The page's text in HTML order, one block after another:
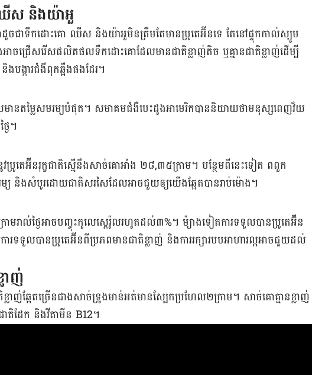
ស និង​យ៉ាអួ
ចជា​ទឹកដោះគោ ឈីស និង​យ៉ាអួ​មិនត្រឹម​តែ​មាន​ប្រូតេអ៊ីន​ទេ តែ​នៅ​ផ្ទុក​កាល់ស្យូម
ច​ជ្រើសរើស​ផលិតផល​ទឹកដោះគោ​ដែល​មាន​ជាតិ​ខ្លាញ់​តិច ឬ​គ្មាន​ជាតិ​ខ្លាញ់​ដើម្បី​
បង្ការ​ជំងឺ​ពុកឆ្អឹង​ផងដែរ។
ាន​តម្លៃ​សមរម្យ​បំផុត។ សមាគម​ជំងឺ​បេះដូង​អាមេរិក​បាន​និយាយ​ថា​មនុស្ស​ពេញ​វ័យ​
ៃ។
រូតេអ៊ីន​រុក្ខជាតិ​ស្មើនឹង​សាច់គោ​អាំង​ ២៨,៣៥ក្រាម។ បន្ថែម​ពី​នេះ​ទៀត ពពួក​
ម្យ​​ និង​សំបូរ​ដោយ​ជាតិ​សរសៃ​ដែល​អាច​ជួយ​ឲ្យ​យើង​ឆ្អែត​បាន​រាប់​ម៉ោង​។
ម​រាល់​ថ្ងៃ​អាច​បញ្ចុះ​កូលេស្តេរ៉ូល​រហូត​ដល់​៣%។ ម៉្យាងទៀត​ការ​ទទួល​បាន​ប្រូតេអ៊ីន​
រ​ទទួល​បាន​ប្រូតេអ៊ីន​ពី​ប្រភព​មាន​ជាតិ​ខ្លាញ់ និង​ការ​រក្សា​របប​អាហារ​ល្អ​អាច​ជួយ​ដល់​
ាញ់
ខ្លាញ់​ឆ្អែត​ច្រើន​ជាង​សាច់​ទ្រូង​មាន់​អត់​មាន​ស្បែក​ប្រហែល​២ក្រាម។ សាច់​គោ​គ្មាន​ខ្លាញ់​
តិដែក និង​វីតាមីន B12។